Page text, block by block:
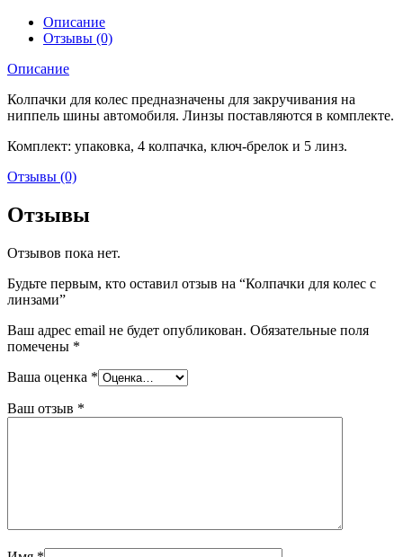
Описание
Отзывы (0)
Описание
Колпачки для колес предназначены для закручивания на
ниппель шины автомобиля. Линзы поставляются в комплекте.
Комплект: упаковка, 4 колпачка, ключ-брелок и 5 линз.
Отзывы (0)
Отзывы
Отзывов пока нет.
Будьте первым, кто оставил отзыв на “Колпачки для колес с
линзами”
Ваш адрес email не будет опубликован. Обязательные поля
помечены *
Ваша оценка *
Ваш отзыв *